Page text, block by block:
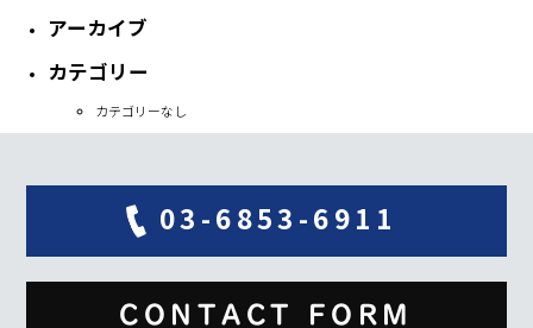
アーカイブ
カテゴリー
カテゴリーなし
03-6853-6911
CONTACT FORM